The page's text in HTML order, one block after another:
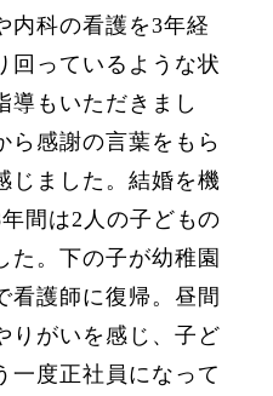
内科の看護を3年経
回っているような状
導もいただきまし
ら感謝の言葉をもら
じました。結婚を機
間は2人の子どもの
た。下の子が幼稚園
看護師に復帰。昼間
りがいを感じ、子ど
一度正社員になって